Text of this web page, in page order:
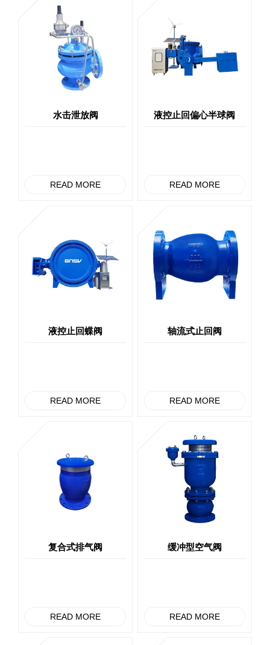
水击泄放阀
READ MORE
液控止回偏心半球阀
READ MORE
液控止回蝶阀
READ MORE
轴流式止回阀
READ MORE
复合式排气阀
READ MORE
缓冲型空气阀
READ MORE